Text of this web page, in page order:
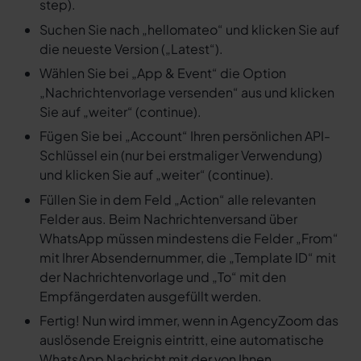
step).
Suchen Sie nach „hellomateo“ und klicken Sie auf
die neueste Version („Latest“).
Wählen Sie bei „App & Event“ die Option
„Nachrichtenvorlage versenden“ aus und klicken
Sie auf „weiter“ (continue).
Fügen Sie bei „Account“ Ihren persönlichen API-
Schlüssel ein (nur bei erstmaliger Verwendung)
und klicken Sie auf „weiter“ (continue).
Füllen Sie in dem Feld „Action“ alle relevanten
Felder aus. Beim Nachrichtenversand über
WhatsApp müssen mindestens die Felder „From“
mit Ihrer Absendernummer, die „Template ID“ mit
der Nachrichtenvorlage und „To“ mit den
Empfängerdaten ausgefüllt werden.
Fertig! Nun wird immer, wenn in AgencyZoom das
auslösende Ereignis eintritt, eine automatische